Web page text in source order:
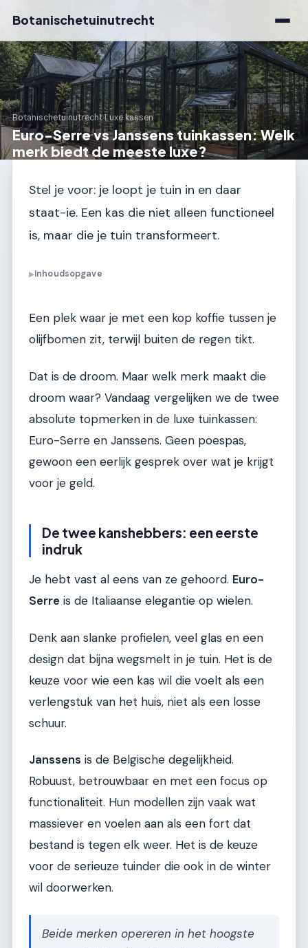
Botanischetuinutrecht
Botanischetuinutrecht›Luxe kassen
Euro-Serre vs Janssens tuinkassen: Welk
merk biedt de meeste luxe?
Stel je voor: je loopt je tuin in en daar
staat-ie. Een kas die niet alleen functioneel
is, maar die je tuin transformeert.
▶Inhoudsopgave
Een plek waar je met een kop koffie tussen je
olijfbomen zit, terwijl buiten de regen tikt.
Dat is de droom. Maar welk merk maakt die
droom waar? Vandaag vergelijken we de twee
absolute topmerken in de luxe tuinkassen:
Euro-Serre en Janssens. Geen poespas,
gewoon een eerlijk gesprek over wat je krijgt
voor je geld.
De twee kanshebbers: een eerste
indruk
Je hebt vast al eens van ze gehoord. Euro-
Serre is de Italiaanse elegantie op wielen.
Denk aan slanke profielen, veel glas en een
design dat bijna wegsmelt in je tuin. Het is de
keuze voor wie een kas wil die voelt als een
verlengstuk van het huis, niet als een losse
schuur.
Janssens is de Belgische degelijkheid.
Robuust, betrouwbaar en met een focus op
functionaliteit. Hun modellen zijn vaak wat
massiever en voelen aan als een fort dat
bestand is tegen elk weer. Het is de keuze
voor de serieuze tuinder die ook in de winter
wil doorwerken.
Beide merken opereren in het hoogste